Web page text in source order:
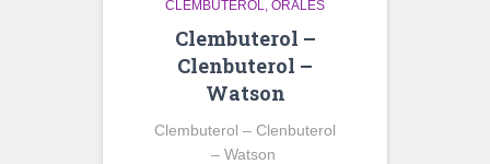
CLEMBUTEROL ORALES
Clembuterol –
Clenbuterol –
Watson
Clembuterol – Clenbuterol
– Watson